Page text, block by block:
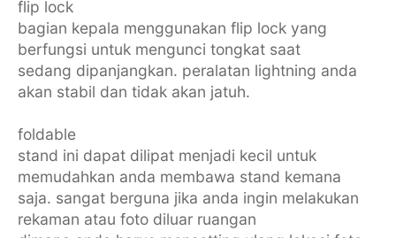
flip lock
bagian kepala menggunakan flip lock yang
berfungsi untuk mengunci tongkat saat
sedang dipanjangkan. peralatan lightning anda
akan stabil dan tidak akan jatuh.
foldable
stand ini dapat dilipat menjadi kecil untuk
memudahkan anda membawa stand kemana
saja. sangat berguna jika anda ingin melakukan
rekaman atau foto diluar ruangan